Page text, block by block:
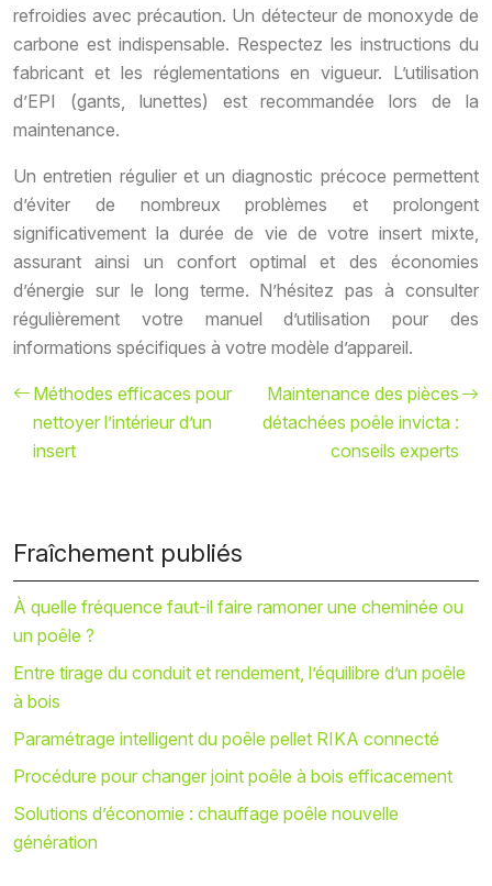
refroidies avec précaution. Un détecteur de monoxyde de
carbone est indispensable. Respectez les instructions du
fabricant et les réglementations en vigueur. L’utilisation
d’EPI (gants, lunettes) est recommandée lors de la
maintenance.
Un entretien régulier et un diagnostic précoce permettent
d’éviter de nombreux problèmes et prolongent
significativement la durée de vie de votre insert mixte,
assurant ainsi un confort optimal et des économies
d’énergie sur le long terme. N’hésitez pas à consulter
régulièrement votre manuel d’utilisation pour des
informations spécifiques à votre modèle d’appareil.
Méthodes efficaces pour
nettoyer l’intérieur d’un
insert
Maintenance des pièces
détachées poêle invicta :
conseils experts
Fraîchement publiés
À quelle fréquence faut-il faire ramoner une cheminée ou
un poêle ?
Entre tirage du conduit et rendement, l’équilibre d’un poêle
à bois
Paramétrage intelligent du poêle pellet RIKA connecté
Procédure pour changer joint poêle à bois efficacement
Solutions d’économie : chauffage poêle nouvelle
génération